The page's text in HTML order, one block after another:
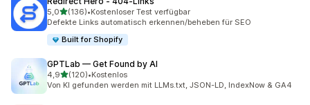
5,0von 5 Sternen
(136)
136 Rezensionen insgesamt
•Kostenloser Test verfügbar
Defekte Links automatisch erkennen/beheben für SEO
Built for Shopify
GPTLab — Get Found by AI
4,9von 5 Sternen
(120)
120 Rezensionen insgesamt
•Kostenlos
Von KI gefunden werden mit LLMs.txt, JSON-LD, IndexNow & GA4